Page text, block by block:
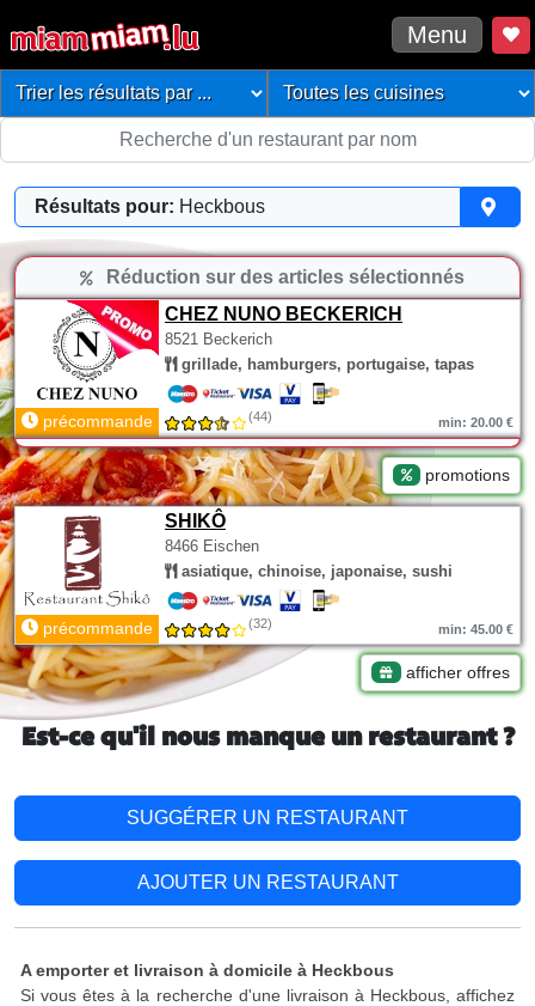
Menu
Résultats pour: Heckbous
Réduction sur des articles sélectionnés
CHEZ NUNO BECKERICH
8521 Beckerich
grillade, hamburgers, portugaise, tapas
précommande (44) min: 20.00 €
promotions
SHIKÔ
8466 Eischen
asiatique, chinoise, japonaise, sushi
précommande (32) min: 45.00 €
afficher offres
Est-ce qu'il nous manque un restaurant ?
SUGGÉRER UN RESTAURANT
AJOUTER UN RESTAURANT
A emporter et livraison à domicile à Heckbous
Si vous êtes à la recherche d'une livraison à Heckbous, affichez